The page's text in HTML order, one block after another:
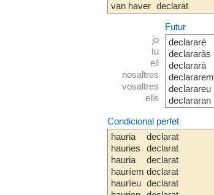
van haver declarat
jo
tu
ell
nosaltres
vosaltres
ells
Futur
declararé
declararàs
declararà
declararem
declarareu
declararan
Condicional perfet
hauria
hauries
hauria
hauríem
hauríeu
declarat
declarat
declarat
declarat
declarat